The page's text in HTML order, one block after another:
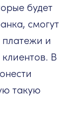
будет
смогут
и
клиентов. В
такую